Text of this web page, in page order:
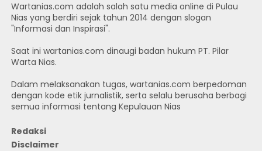
Wartanias.com adalah salah satu media online di Pulau
Nias yang berdiri sejak tahun 2014 dengan slogan
"Informasi dan Inspirasi".
Saat ini wartanias.com dinaugi badan hukum PT. Pilar
Warta Nias.
Dalam melaksanakan tugas, wartanias.com berpedoman
dengan kode etik jurnalistik, serta selalu berusaha berbagi
semua informasi tentang Kepulauan Nias
Redaksi
Disclaimer